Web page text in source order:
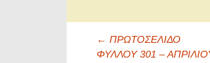
Πλοήγηση
άρθρων
← ΠΡΩΤΟΣΕΛΙΔΟ
ΦΥΛΛΟΥ 301 –